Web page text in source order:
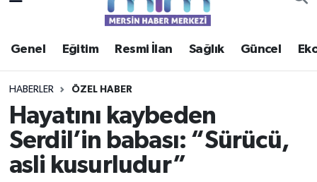
Genel Eğitim Resmi İlan Sağlık Güncel
HABERLER ÖZEL HABER
Hayatını kaybeden
Serdil’in babası: “Sürücü,
asli kusurludur”
Güncel
Haberde insan
Süper Lig Puan Durumu ve Fikstür
Haber Arşivi